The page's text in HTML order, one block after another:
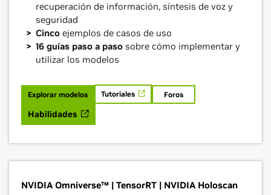
recuperación de información, síntesis de voz y
seguridad
Cinco ejemplos de casos de uso
16 guías paso a paso sobre cómo implementar y
utilizar los modelos
Explorar modelos Tutoriales Foros
Habilidades
NVIDIA Omniverse™ | TensorRT | NVIDIA Holoscan